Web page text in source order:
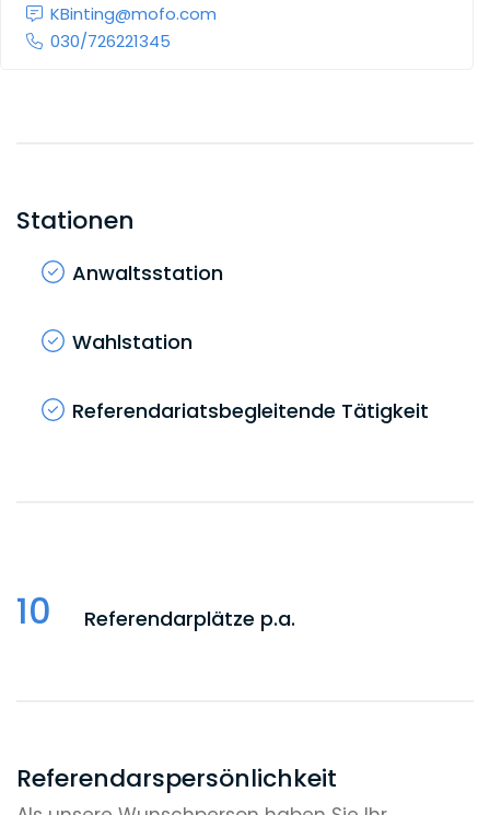
KBinting@mofo.com
030/726221345
Stationen
Anwaltsstation
Wahlstation
Referendariatsbegleitende Tätigkeit
10 Referendarplätze p.a.
Referendarspersönlichkeit